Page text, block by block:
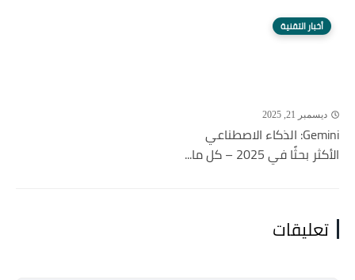
أخبار التقنية
ديسمبر 21, 2025
Gemini: الذكاء الاصطناعي
الأكثر بحثًا في 2025 – كل ما...
تعليقات